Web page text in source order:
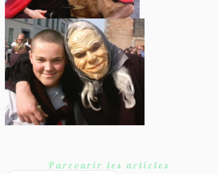
Parcourir les articles